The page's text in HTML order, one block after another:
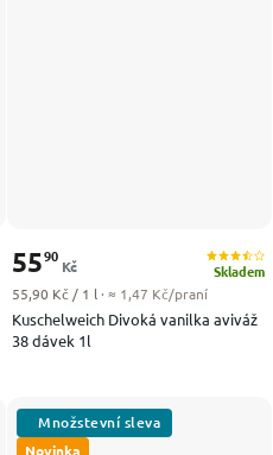
Kuschelweich Divoká vanilka aviváž
38 dávek 1l
Skladem
5590
Kč
Měrná cena:
55,90 Kč / 1 l · ≈ 1,47 Kč/praní
Novinka